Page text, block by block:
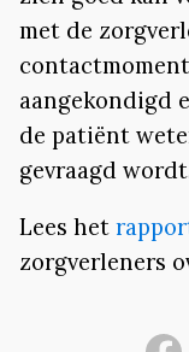
met de
aangekondigd
de patiënt
gevraagd
Lees het
zorgverleners